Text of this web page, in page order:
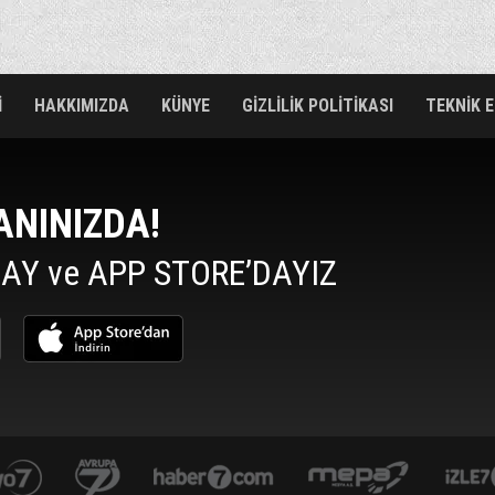
HAKKIMIZDA KÜNYE GİZLİLİK POLİTİKASI TEKNİK
ve APP STORE’DAYIZ
yasemin.com